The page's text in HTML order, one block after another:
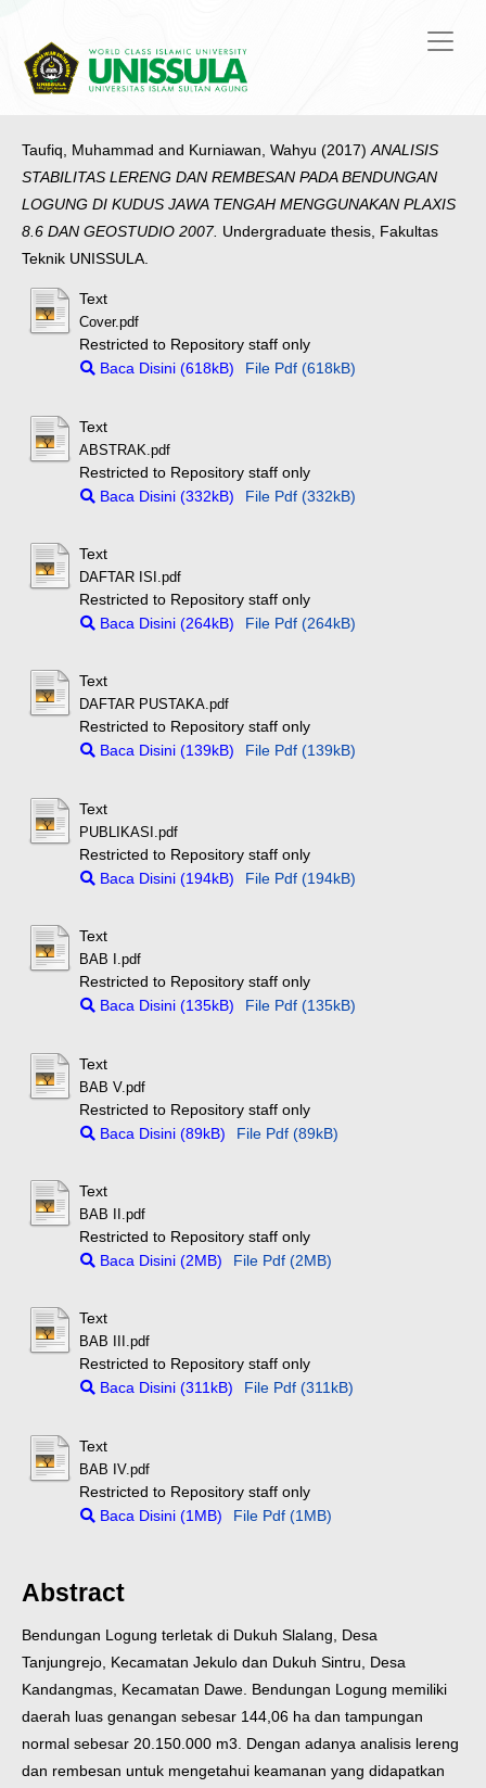
Taufiq, Muhammad and Kurniawan, Wahyu (2017)ANALISIS
STABILITAS LERENG DAN REMBESAN PADA BENDUNGAN
LOGUNG DI KUDUS JAWA TENGAH MENGGUNAKAN PLAXIS
8.6 DAN GEOSTUDIO 2007. Undergraduate thesis, Fakultas
Teknik UNISSULA.
Text
Cover.pdf
Restricted to Repository staff only
Baca Disini (618kB)
File Pdf (618kB)
Text
ABSTRAK.pdf
Restricted to Repository staff only
Baca Disini (332kB)
File Pdf (332kB)
Text
DAFTAR ISI.pdf
Restricted to Repository staff only
Baca Disini (264kB)
File Pdf (264kB)
Text
DAFTAR PUSTAKA.pdf
Restricted to Repository staff only
Baca Disini (139kB)
File Pdf (139kB)
Text
PUBLIKASI.pdf
Restricted to Repository staff only
Baca Disini (194kB)
File Pdf (194kB)
Text
BAB I.pdf
Restricted to Repository staff only
Baca Disini (135kB)
File Pdf (135kB)
Text
BAB V.pdf
Restricted to Repository staff only
Baca Disini (89kB)
File Pdf (89kB)
Text
BAB II.pdf
Restricted to Repository staff only
Baca Disini (2MB)
File Pdf (2MB)
Text
BAB III.pdf
Restricted to Repository staff only
Baca Disini (311kB)
File Pdf (311kB)
Text
BAB IV.pdf
Restricted to Repository staff only
Baca Disini (1MB)
File Pdf (1MB)
Abstract
Bendungan Logung terletak di Dukuh Slalang, Desa
Tanjungrejo, Kecamatan Jekulo dan Dukuh Sintru, Desa
Kandangmas, Kecamatan Dawe. Bendungan Logung memiliki
daerah luas genangan sebesar 144,06 ha dan tampungan
normal sebesar 20.150.000 m3. Dengan adanya analisis lereng
dan rembesan untuk mengetahui keamanan yang didapatkan